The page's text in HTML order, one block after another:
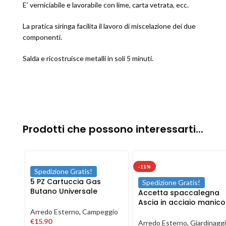
E’ verniciabile e lavorabile con lime, carta vetrata, ecc.
La pratica siringa facilita il lavoro di miscelazione dei due
componenti.
Salda e ricostruisce metalli in soli 5 minuti.
Prodotti che possono interessarti...
Spedizione Gratis!
5 PZ Cartuccia Gas
Butano Universale
campeggio 190 gr
Arredo Esterno, Campeggio
€15.90
-11%
Spedizione Gratis!
Accetta spaccalegna
Ascia in acciaio manico
600 1500 gr
Arredo Esterno,